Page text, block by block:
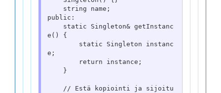
Auto avainsana
Muistinhallinta
UML luokkakaavio
public:
e() {
e;